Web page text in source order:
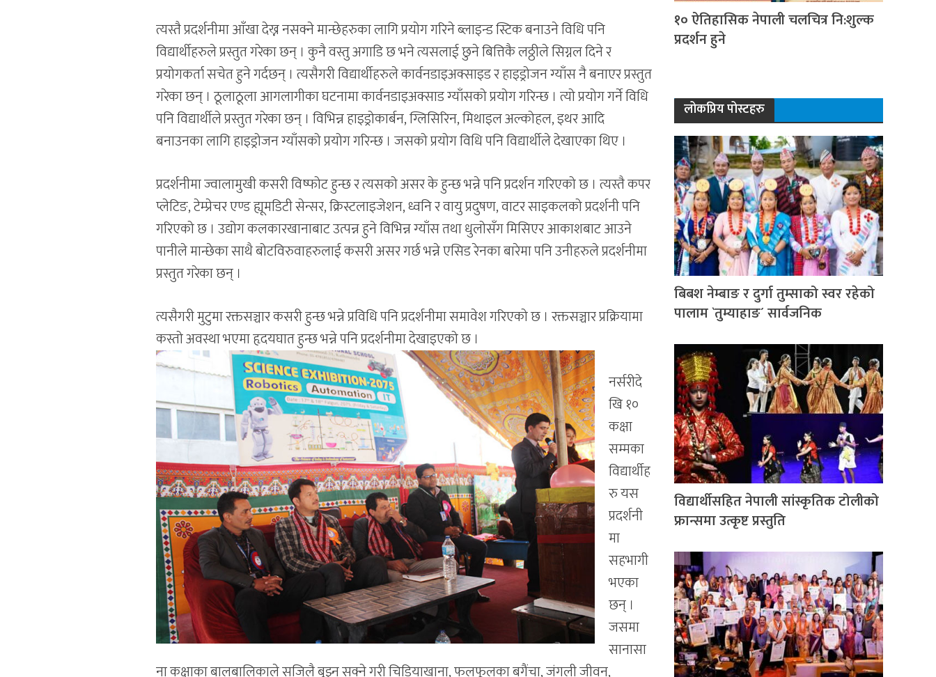
त्यस्तै प्रदर्शनीमा आँखा देख्न नसक्ने मान्छेहरुका लागि प्रयोग गरिने ब्लाइन्ड स्टिक बनाउने विधि पनि
विद्यार्थीहरुले प्रस्तुत गरेका छन् । कुनै वस्तु अगाडि छ भने त्यसलाई छुने बित्तिकै लठ्ठीले सिग्नल दिने र
प्रयोगकर्ता सचेत हुने गर्दछन् । त्यसैगरी विद्यार्थीहरुले कार्वनडाइअक्साइड र हाइड्रोजन ग्याँस नै बनाएर प्रस्तुत
गरेका छन् । ठूलाठूला आगलागीका घटनामा कार्वनडाइअक्साड ग्याँसको प्रयोग गरिन्छ । त्यो प्रयोग गर्ने विधि
पनि विद्यार्थीले प्रस्तुत गरेका छन् । विभिन्न हाइड्रोकार्बन, ग्लिसिरिन, मिथाइल अल्कोहल, इथर आदि
बनाउनका लागि हाइड्रोजन ग्याँसको प्रयोग गरिन्छ । जसको प्रयोग विधि पनि विद्यार्थीले देखाएका थिए ।
प्रदर्शनीमा ज्वालामुखी कसरी विष्फोट हुन्छ र त्यसको असर के हुन्छ भन्ने पनि प्रदर्शन गरिएको छ । त्यस्तै कपर
प्लेटिङ, टेम्प्रेचर एण्ड ह्यूमडिटी सेन्सर, क्रिस्टलाइजेशन, ध्वनि र वायु प्रदुषण, वाटर साइकलको प्रदर्शनी पनि
गरिएको छ । उद्योग कलकारखानाबाट उत्पन्न हुने विभिन्न ग्याँस तथा धुलोसँग मिसिएर आकाशबाट आउने
पानीले मान्छेका साथै बोटविरुवाहरुलाई कसरी असर गर्छ भन्ने एसिड रेनका बारेमा पनि उनीहरुले प्रदर्शनीमा
प्रस्तुत गरेका छन् ।
त्यसैगरी मुटुमा रक्तसञ्चार कसरी हुन्छ भन्ने प्रविधि पनि प्रदर्शनीमा समावेश गरिएको छ । रक्तसञ्चार प्रक्रियामा
कस्तो अवस्था भएमा हृदयघात हुन्छ भन्ने पनि प्रदर्शनीमा देखाइएको छ ।
नर्सरीदे
खि १०
कक्षा
सम्मका
विद्यार्थीह
रु यस
प्रदर्शनी
मा
सहभागी
भएका
छन् ।
जसमा
सानासा
१० ऐतिहासिक नेपाली चलचित्र नि:शुल्क
प्रदर्शन हुने
लोकप्रिय पोस्टहरु
बिबश नेम्बाङ र दुर्गा तुम्साको स्वर रहेको
पालाम `तुम्याहाङ´ सार्वजनिक
विद्यार्थीसहित नेपाली सांस्कृतिक टोलीको
फ्रान्समा उत्कृष्ट प्रस्तुति